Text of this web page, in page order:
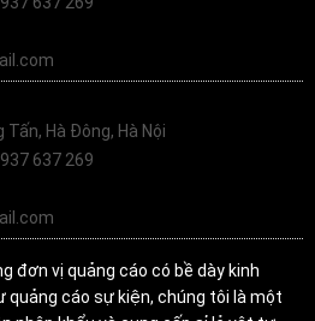
Hà Đông, Hà Nội
637 269
đơn vị quảng cáo có bề dày kinh
cáo sự kiện, chúng tôi là một